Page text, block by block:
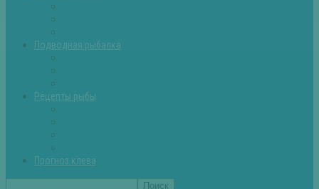
Подводная рыбалка
Рецепты рыбы
Прогноз клева